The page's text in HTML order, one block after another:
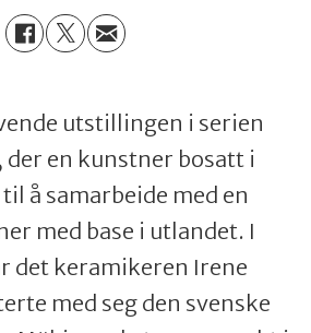
utstillingen i serien
en kunstner bosatt i
å samarbeide med en
med base i utlandet. I
det keramikeren Irene
med seg den svenske